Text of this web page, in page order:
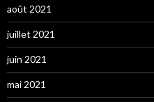
août 2021
juillet 2021
juin 2021
mai 2021